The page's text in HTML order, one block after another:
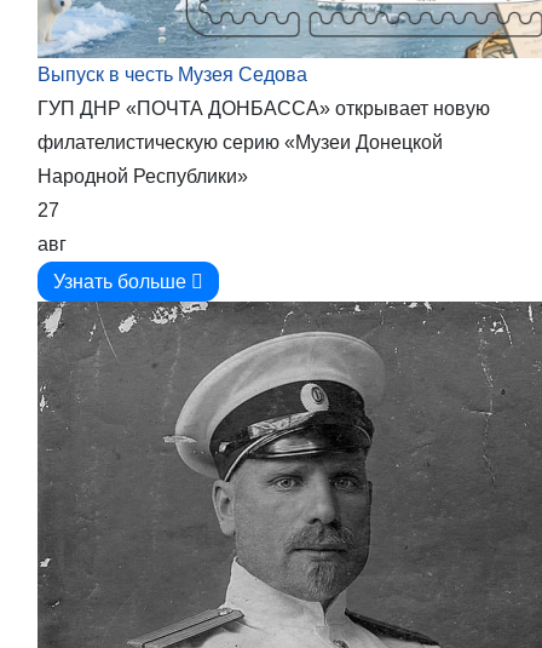
Выпуск в честь Музея Седова
ГУП ДНР «ПОЧТА ДОНБАССА» открывает новую
филателистическую серию «Музеи Донецкой
Народной Республики»
27
авг
Узнать больше